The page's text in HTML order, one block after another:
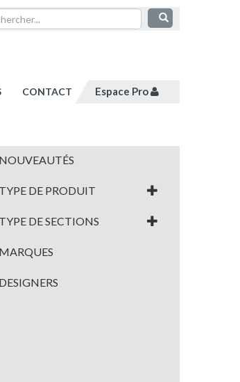
CONTACT Espace Pro
NOUVEAUTÉS
TYPE DE PRODUIT
TYPE DE SECTIONS
MARQUES
DESIGNERS